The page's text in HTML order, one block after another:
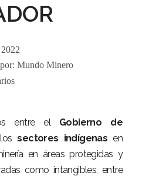
Mundo Minero
entre el Gobierno de
sectores indígenas en
en áreas protegidas y
como intangibles, entre